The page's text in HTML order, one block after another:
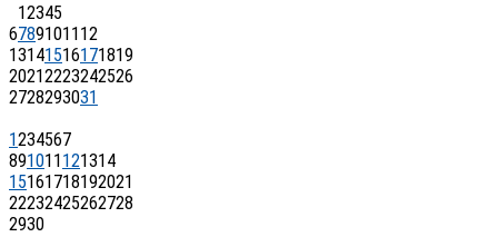
12345
67891011 12
13141516171819
20212223242526
2728293031
1234567
891011 121314
15161718192021
22232425262728
2930